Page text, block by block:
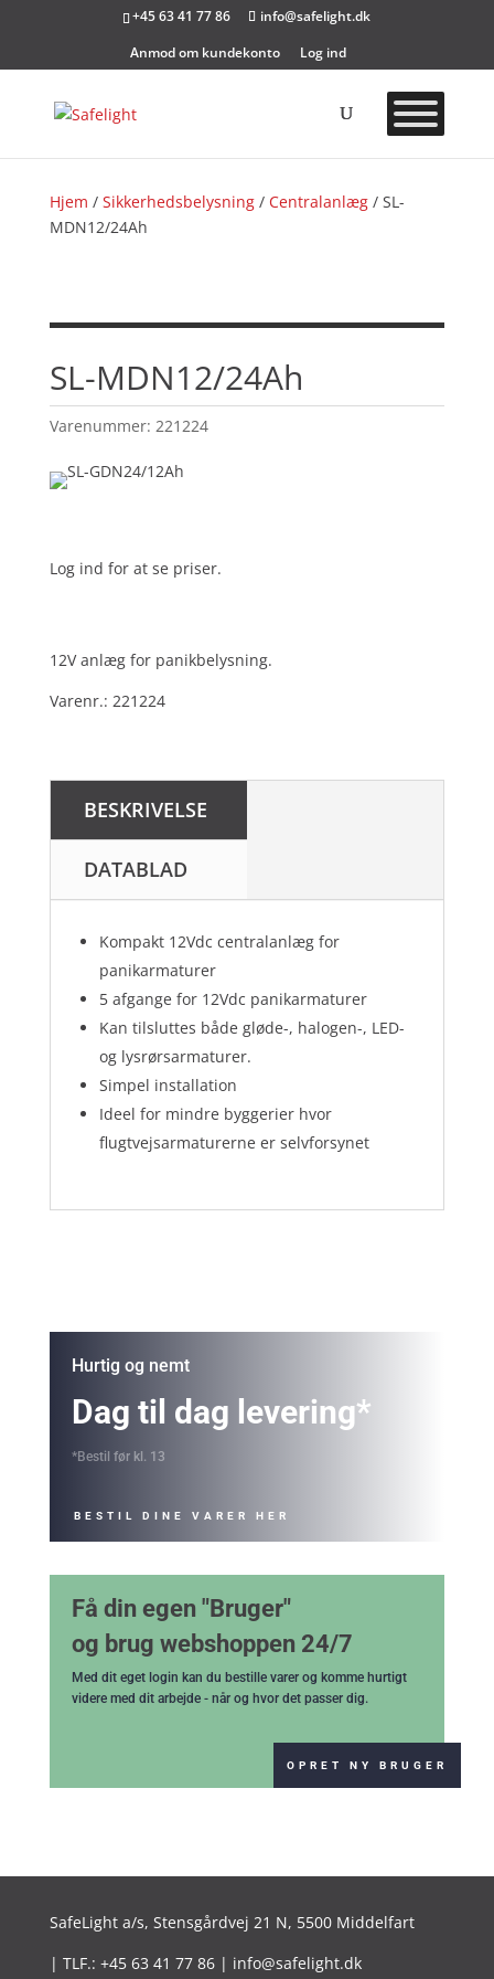
+45 63 41 77 86
info@safelight.dk
Anmod om kundekonto
Log ind
Hjem / Sikkerhedsbelysning/ Centralanlæg/ SL-
MDN12/24Ah
SL-MDN12/24Ah
Varenummer: 221224
Log ind for at se priser.
12V anlæg for panikbelysning.
Varenr.: 221224
BESKRIVELSE
DATABLAD
Kompakt 12Vdc centralanlæg for
panikarmaturer
5 afgange for 12Vdc panikarmaturer
Kan tilsluttes både gløde-, halogen-, LED-
og lysrørsarmaturer.
Simpel installation
Ideel for mindre byggerier hvor
flugtvejsarmaturerne er selvforsynet
Hurtig og nemt
Dag til dag levering*
*Bestil før kl. 13
BESTIL DINE VARER HER
Få din egen "Bruger"
og brug webshoppen 24/7
Med dit eget login kan du bestille varer og komme hurtigt
videre med dit arbejde - når og hvor det passer dig.
OPRET NY BRUGER
SafeLight a/s, Stensgårdvej 21 N, 5500 Middelfart
| TLF.: +45 63 41 77 86 | info@safelight.dk